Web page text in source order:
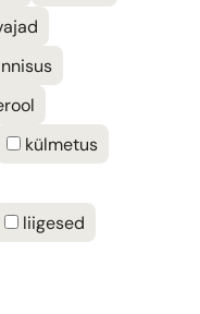
külmetus
liigesed